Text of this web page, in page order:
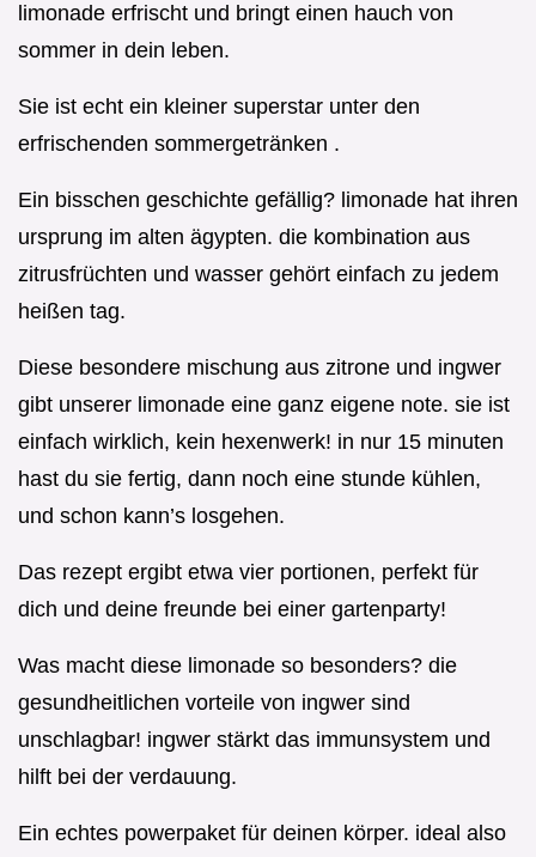
limonade erfrischt und bringt einen hauch von
sommer in dein leben.
Sie ist echt ein kleiner superstar unter den
erfrischenden sommergetränken .
Ein bisschen geschichte gefällig? limonade hat ihren
ursprung im alten ägypten. die kombination aus
zitrusfrüchten und wasser gehört einfach zu jedem
heißen tag.
Diese besondere mischung aus zitrone und ingwer
gibt unserer limonade eine ganz eigene note. sie ist
einfach wirklich, kein hexenwerk! in nur 15 minuten
hast du sie fertig, dann noch eine stunde kühlen,
und schon kann’s losgehen.
Das rezept ergibt etwa vier portionen, perfekt für
dich und deine freunde bei einer gartenparty!
Was macht diese limonade so besonders? die
gesundheitlichen vorteile von ingwer sind
unschlagbar! ingwer stärkt das immunsystem und
hilft bei der verdauung.
Ein echtes powerpaket für deinen körper. ideal also